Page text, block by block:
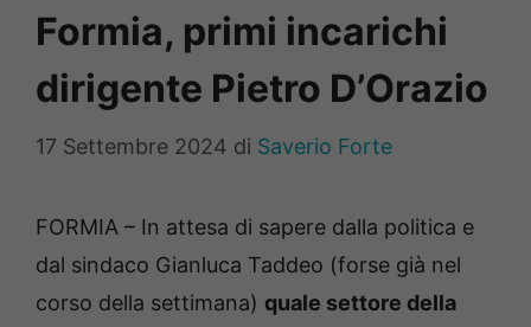
Formia, primi incarichi
dirigente Pietro D’Orazio
17 Settembre 2024 di Saverio Forte
FORMIA – In attesa di sapere dalla politica e
dal sindaco Gianluca Taddeo (forse già nel
corso della settimana) quale settore della